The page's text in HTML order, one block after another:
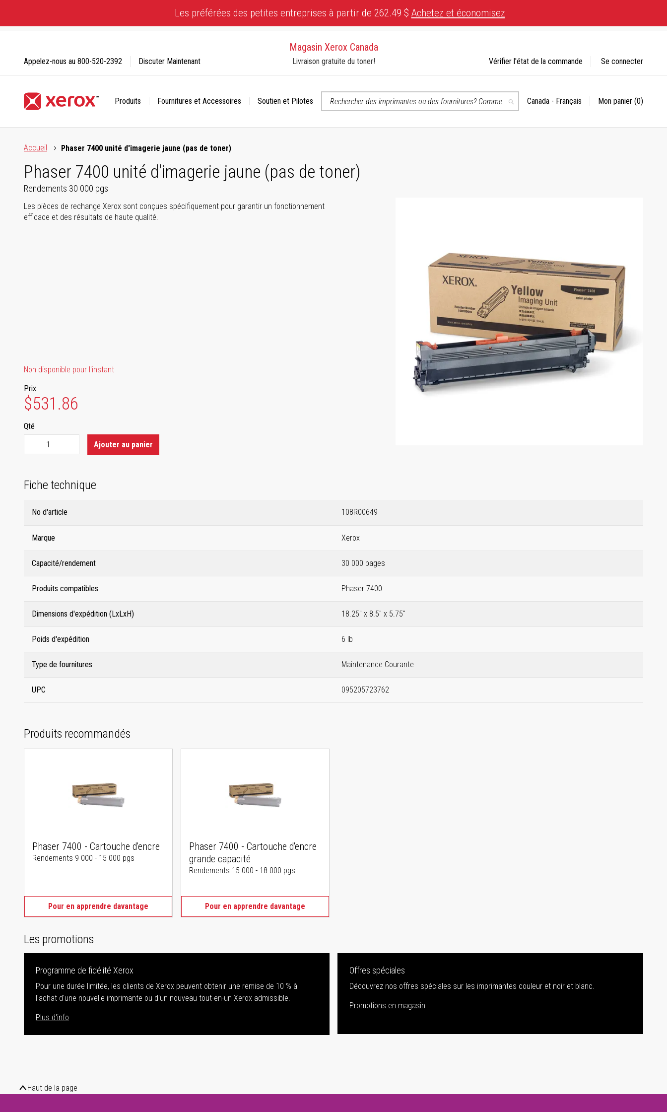
Content
Les préférées des petites entreprises à partir de 262.49 $ Achetez et économisez
Magasin Xerox Canada
Livraison gratuite du toner!
Produits Fournitures et Accessoires
Soutien et Pilotes
Recherche
Choisir
Canada - Français Mon panier (0)
Appelez-nous au 800-520-2392 Discuter Maintenant Vérifier l'état de la commande Se connecter
Accueil
Phaser 7400 unité d'imagerie jaune (pas de toner)
Phaser 7400 unité d'imagerie jaune (pas de toner)
Rendements 30 000 pgs
Les pièces de rechange Xerox sont conçues spécifiquement pour garantir un fonctionnement
efficace et des résultats de haute qualité.
Non disponible pour l'instant
Prix
$531.86
Qté
Ajouter au panier
Fiche technique
No d'article 108R00649
Marque Xerox
Capacité/rendement 30 000 pages
Produits compatibles Phaser 7400
Dimensions d'expédition (LxLxH) 18.25" x 8.5" x 5.75"
Poids d'expédition 6 lb
Type de fournitures Maintenance Courante
UPC 095205723762
Produits recommandés
Phaser 7400 - Cartouche d'encre
Rendements 9 000 - 15 000 pgs
Pour en apprendre davantage
Phaser 7400 - Cartouche d'encre
grande capacité
Rendements 15 000 - 18 000 pgs
Pour en apprendre davantage
Les promotions
Programme de fidélité Xerox
Pour une durée limitée, les clients de Xerox peuvent obtenir une remise de 10 % à
l'achat d'une nouvelle imprimante ou d'un nouveau tout-en-un Xerox admissible.
Plus d'info
Offres spéciales
Découvrez nos offres spéciales sur les imprimantes couleur et noir et blanc.
Promotions en magasin
Haut de la page